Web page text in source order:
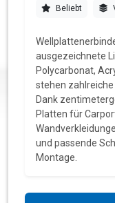
Beliebt
ausgezeichnete
Polycarbonat,
stehen zahlreiche
Dank
Platten für
und passende
Montage.